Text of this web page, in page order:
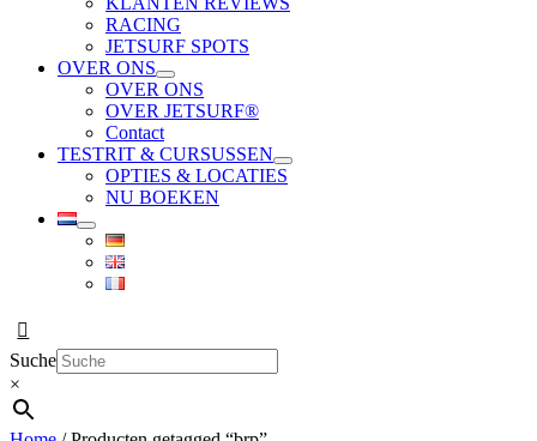
RACING
JETSURF SPOTS
OVER ONS
OVER ONS
OVER JETSURF®
Contact
TESTRIT & CURSUSSEN
OPTIES & LOCATIES
NU BOEKEN
Suche
×